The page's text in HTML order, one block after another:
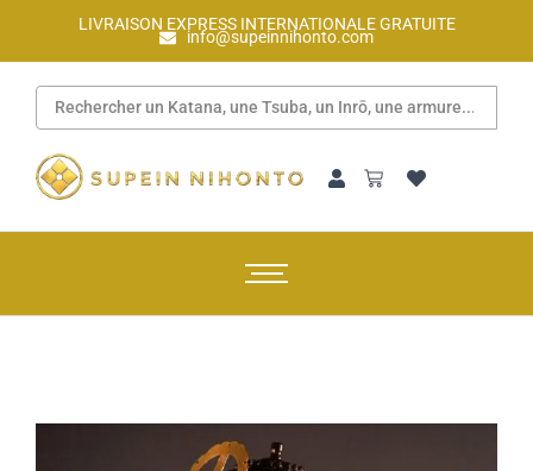
LIVRAISON EXPRESS INTERNATIONALE GRATUITE
info@supeinnihonto.com